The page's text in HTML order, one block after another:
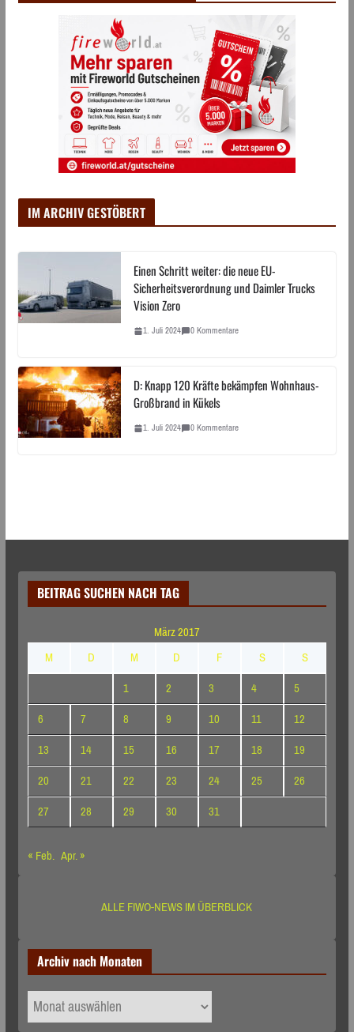
IM ARCHIV GESTÖBERT
Einen Schritt weiter: die neue EU-
Sicherheitsverordnung und Daimler Trucks
Vision Zero
1. Juli 2024 0 Kommentare
D: Knapp 120 Kräfte bekämpfen Wohnhaus-
Großbrand in Kükels
1. Juli 2024 0 Kommentare
BEITRAG SUCHEN NACH TAG
März 2017
M
D M D F S
S
1
2 3 4
5
6
7 8 9 10 11
12
13
14 15 16 17 18
19
20
21 22 23 24 25
26
27
28 29 30
31
« Feb. Apr. »
ALLE FIWO-NEWS IM ÜBERBLICK
Archiv nach Monaten
Archiv
nach